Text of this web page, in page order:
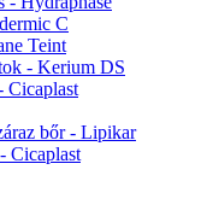
C
Teint
- Kerium DS
Cicaplast
bőr - Lipikar
Cicaplast